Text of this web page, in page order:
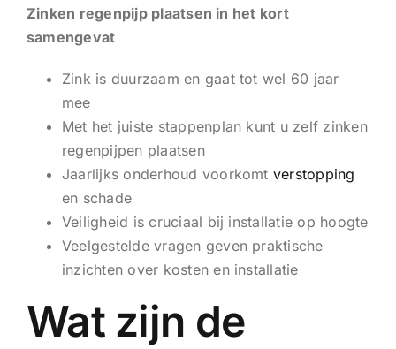
Zinken regenpijp plaatsen in het kort
samengevat
Zink is duurzaam en gaat tot wel 60 jaar
mee
Met het juiste stappenplan kunt u zelf zinken
regenpijpen plaatsen
Jaarlijks onderhoud voorkomt verstopping
en schade
Veiligheid is cruciaal bij installatie op hoogte
Veelgestelde vragen geven praktische
inzichten over kosten en installatie
Wat zijn de